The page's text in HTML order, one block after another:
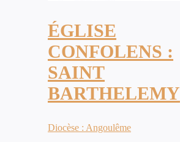
ÉGLISE
CONFOLENS :
SAINT
BARTHELEMY
Diocèse : Angoulême